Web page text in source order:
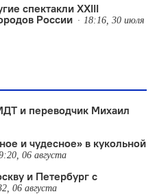
спектакли XXIII
России
18:16, 30 июля
и переводчик Михаил
и чудесное» в кукольной
06 августа
и Петербург с
06 августа